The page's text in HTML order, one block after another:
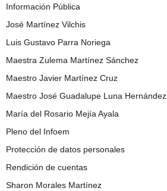
Información Pública
José Martínez Vilchis
Luis Gustavo Parra Noriega
Maestra Zulema Martínez Sánchez
Maestro Javier Martínez Cruz
Maestro José Guadalupe Luna Hernández
María del Rosario Mejía Ayala
Pleno del Infoem
Protección de datos personales
Rendición de cuentas
Sharon Morales Martínez